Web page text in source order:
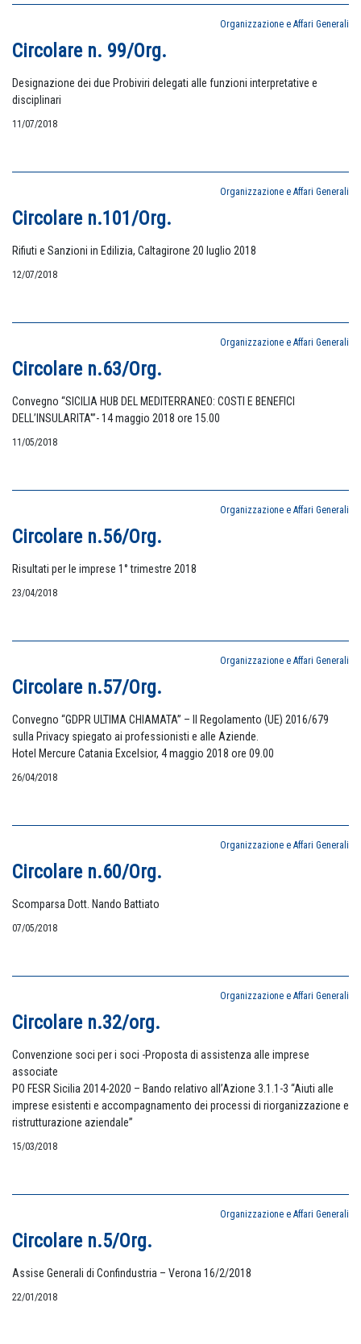
Organizzazione e Affari Generali
Circolare n. 99/Org.
Designazione dei due Probiviri delegati alle funzioni interpretative e
disciplinari
11/07/2018
Organizzazione e Affari Generali
Circolare n.101/Org.
Rifiuti e Sanzioni in Edilizia, Caltagirone 20 luglio 2018
12/07/2018
Organizzazione e Affari Generali
Circolare n.63/Org.
Convegno “SICILIA HUB DEL MEDITERRANEO: COSTI E BENEFICI
DELL’INSULARITA'”- 14 maggio 2018 ore 15.00
11/05/2018
Organizzazione e Affari Generali
Circolare n.56/Org.
Risultati per le imprese 1° trimestre 2018
23/04/2018
Organizzazione e Affari Generali
Circolare n.57/Org.
Convegno “GDPR ULTIMA CHIAMATA” – Il Regolamento (UE) 2016/679
sulla Privacy spiegato ai professionisti e alle Aziende.
Hotel Mercure Catania Excelsior, 4 maggio 2018 ore 09.00
26/04/2018
Organizzazione e Affari Generali
Circolare n.60/Org.
Scomparsa Dott. Nando Battiato
07/05/2018
Organizzazione e Affari Generali
Circolare n.32/org.
Convenzione soci per i soci -Proposta di assistenza alle imprese
associate
PO FESR Sicilia 2014-2020 – Bando relativo all’Azione 3.1.1-3 “Aiuti alle
imprese esistenti e accompagnamento dei processi di riorganizzazione e
ristrutturazione aziendale”
15/03/2018
Organizzazione e Affari Generali
Circolare n.5/Org.
Assise Generali di Confindustria – Verona 16/2/2018
22/01/2018